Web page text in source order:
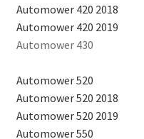
Automower 420 2018
Automower 420 2019
Automower 430
Automower 520
Automower 520 2018
Automower 520 2019
Automower 550